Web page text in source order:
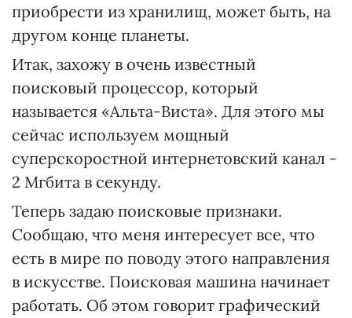
приобрести из хранилищ, может быть, на
другом конце планеты.
Итак, захожу в очень известный
поисковый процессор, который
называется «Альта-Виста». Для этого мы
сейчас используем мощный
суперскоростной интернетовский канал -
2 Мгбита в секунду.
Теперь задаю поисковые признаки.
Сообщаю, что меня интересует все, что
есть в мире по поводу этого направления
в искусстве. Поисковая машина начинает
работать. Об этом говорит графический